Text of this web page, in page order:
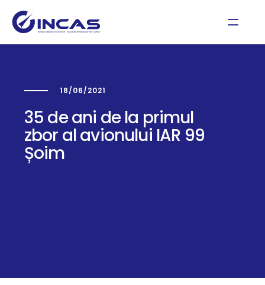
18/06/2021
35 de ani de la primul
zbor al avionului IAR 99
Șoim